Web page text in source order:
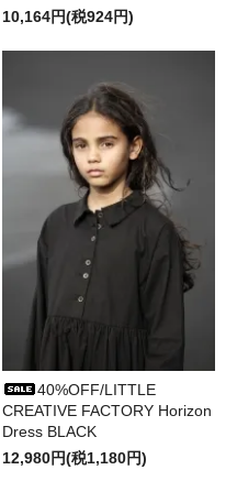
10,164円(税924円)
40%OFF/LITTLE
CREATIVE FACTORY Horizon
Dress BLACK
12,980円(税1,180円)